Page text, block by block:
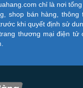
chỉ là nơi
shop bán hàng, thông
khi quyết định sử
thương mại điện tử